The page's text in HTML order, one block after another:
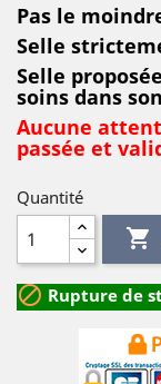
Pas le
Selle
Selle
soins dans
Aucune
passée et
Quantité

 Rupture de